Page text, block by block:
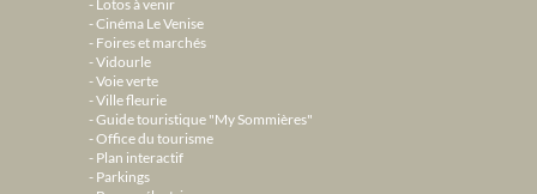
Lotos à venir
Cinéma Le Venise
Foires et marchés
Vidourle
Voie verte
Ville fleurie
Guide touristique "My Sommières"
Office du tourisme
Plan interactif
Parkings